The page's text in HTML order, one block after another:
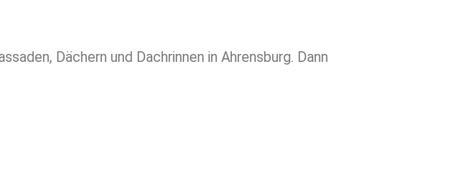
Dächern und Dachrinnen in Ahrensburg. Dann